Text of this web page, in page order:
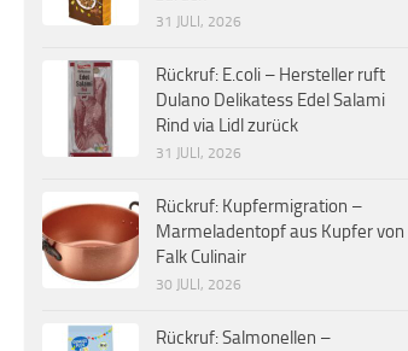
31 JULI, 2026
Rückruf: E.coli – Hersteller ruft
Dulano Delikatess Edel Salami
Rind via Lidl zurück
31 JULI, 2026
Rückruf: Kupfermigration –
Marmeladentopf aus Kupfer von
Falk Culinair
30 JULI, 2026
Rückruf: Salmonellen –